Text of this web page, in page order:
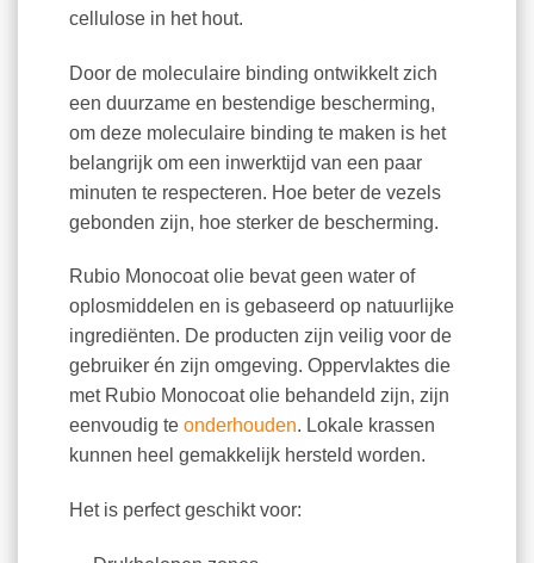
cellulose in het hout.
Door de moleculaire binding ontwikkelt zich
een duurzame en bestendige bescherming,
om deze moleculaire binding te maken is het
belangrijk om een inwerktijd van een paar
minuten te respecteren. Hoe beter de vezels
gebonden zijn, hoe sterker de bescherming.
Rubio Monocoat olie bevat geen water of
oplosmiddelen en is gebaseerd op natuurlijke
ingrediënten. De producten zijn veilig voor de
gebruiker én zijn omgeving. Oppervlaktes die
met Rubio Monocoat olie behandeld zijn, zijn
eenvoudig te onderhouden. Lokale krassen
kunnen heel gemakkelijk hersteld worden.
Het is perfect geschikt voor: